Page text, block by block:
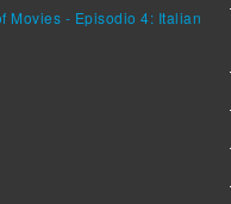
Movies - Episodio 4: Italian